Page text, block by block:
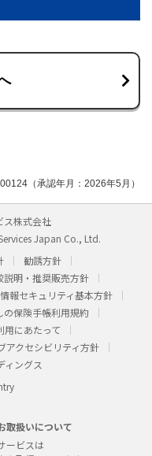
（承認年月：2026年5月）
ス株式会社
Japan Co., Ltd.
勧誘方針
説明・推奨販売方針
情報セキュリティ基本方針
の保険手帳利用規約
用にあたって
アクセシビリティ方針
ィングス
取扱いについて
ービスは